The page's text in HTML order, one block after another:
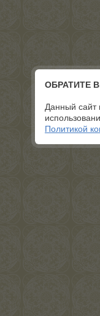
ОБРАТИТЕ
Данный сайт
Политикой